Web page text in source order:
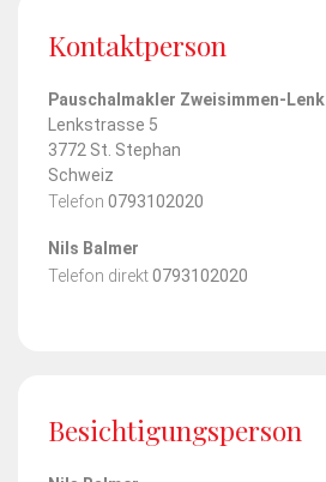
Kontaktperson
Pauschalmakler Zweisimmen-Lenk
Lenkstrasse 5
3772 St. Stephan
Schweiz
Telefon 0793102020
Nils Balmer
Telefon direkt0793102020
Besichtigungs­person